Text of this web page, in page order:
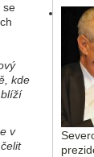
se
kde
v